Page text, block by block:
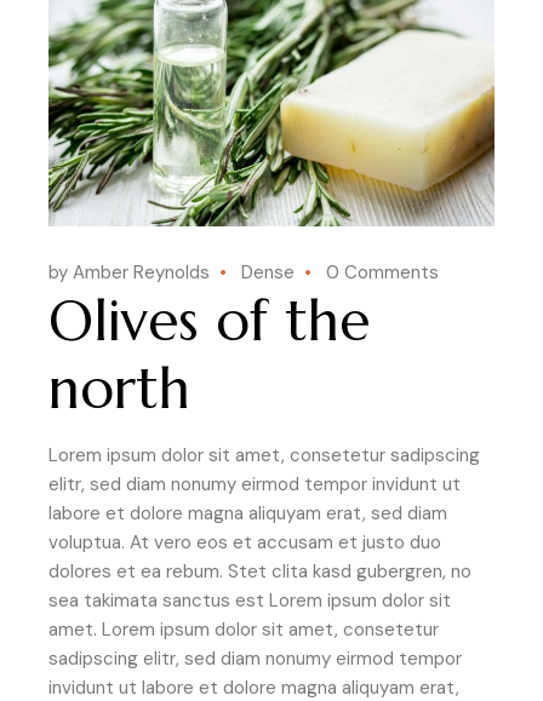
by Amber Reynolds Dense 0 Comments
Olives of the
north
Lorem ipsum dolor sit amet, consetetur sadipscing
elitr, sed diam nonumy eirmod tempor invidunt ut
labore et dolore magna aliquyam erat, sed diam
voluptua. At vero eos et accusam et justo duo
dolores et ea rebum. Stet clita kasd gubergren, no
sea takimata sanctus est Lorem ipsum dolor sit
amet. Lorem ipsum dolor sit amet, consetetur
sadipscing elitr, sed diam nonumy eirmod tempor
invidunt ut labore et dolore magna aliquyam erat,